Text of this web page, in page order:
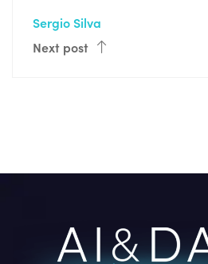
Sergio Silva
Next post